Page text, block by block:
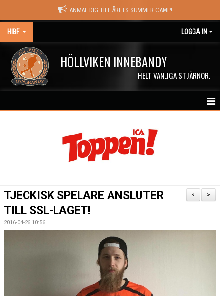
ANMÄL DIG TILL ÅRETS SUMMER CAMP!
HIBF LOGGA IN
HÖLLVIKEN INNEBANDY
HELT VANLIGA STJÄRNOR.
KALENDER
MEDLEMSKAP
>
<
TJECKISK SPELARE ANSLUTER
TILL SSL-LAGET!
2016-04-26 10:56